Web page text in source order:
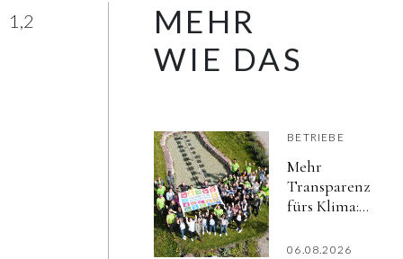
1,2
MEHR
WIE DAS
BETRIEBE
Mehr
Transparenz
fürs Klima:
Nachhaltigkeit
06.08.2026